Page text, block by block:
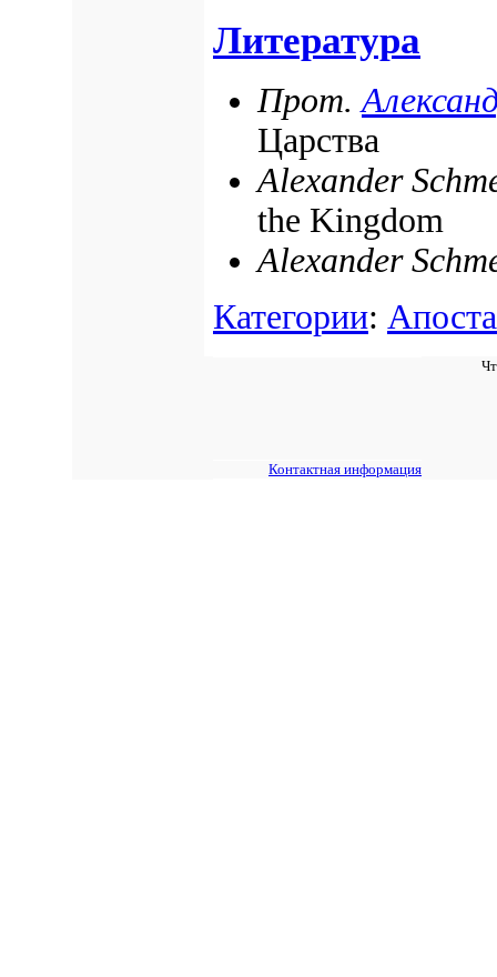
Литература
Прот.
Царства
Alexander
the Kingdom
Alexander
Категории:
Контактная информация